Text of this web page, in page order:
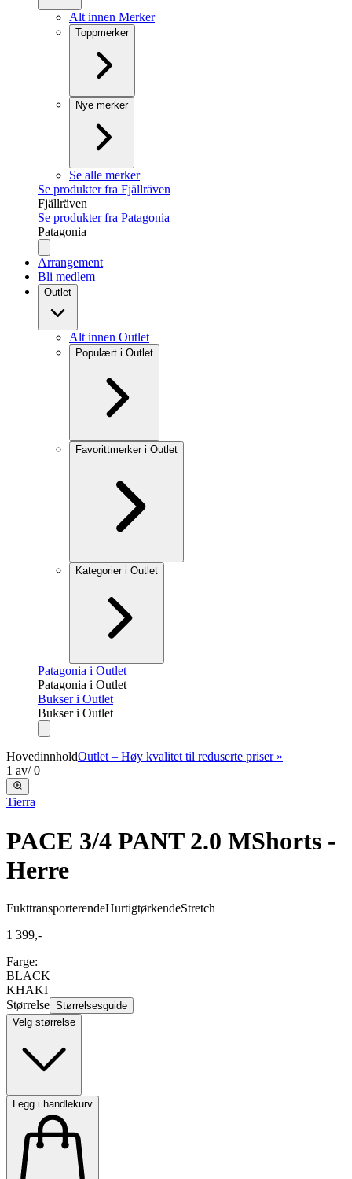
Alt innen Merker
Toppmerker
Nye merker
Se alle merker
Se produkter fra Fjällräven
Fjällräven
Se produkter fra Patagonia
Patagonia
Arrangement
Bli medlem
Outlet
Alt innen Outlet
Populært i Outlet
Favorittmerker i Outlet
Kategorier i Outlet
Patagonia i Outlet
Patagonia i Outlet
Bukser i Outlet
Bukser i Outlet
HovedinnholdOutlet – Høy kvalitet til reduserte priser »
1 av/ 0
Tierra
PACE 3/4 PANT 2.0 MShorts -
Herre
FukttransporterendeHurtigtørkendeStretch
1 399,-
Farge:
BLACK
KHAKI
Størrelse Størrelsesguide
Velg størrelse
Legg i handlekurv